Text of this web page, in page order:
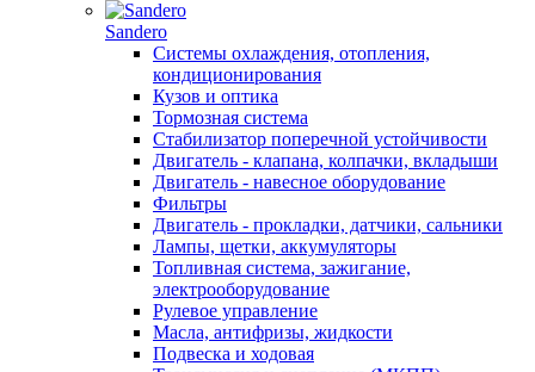
Sandero
Системы охлаждения, отопления,
кондиционирования
Кузов и оптика
Тормозная система
Стабилизатор поперечной устойчивости
Двигатель - клапана, колпачки, вкладыши
Двигатель - навесное оборудование
Фильтры
Двигатель - прокладки, датчики, сальники
Лампы, щетки, аккумуляторы
Топливная система, зажигание,
электрооборудование
Рулевое управление
Масла, антифризы, жидкости
Подвеска и ходовая